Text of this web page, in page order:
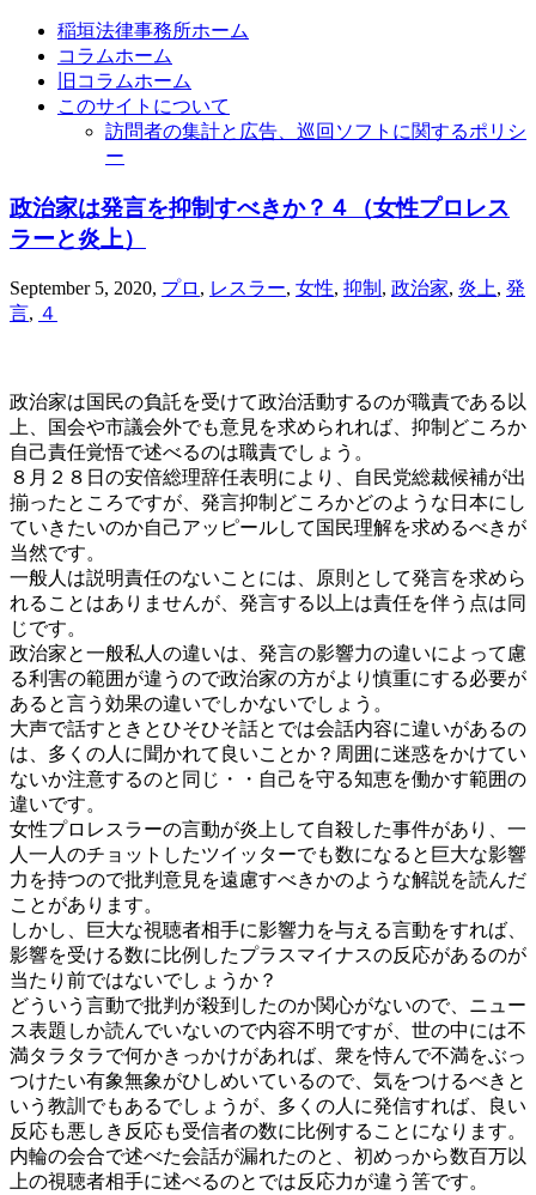
稲垣法律事務所ホーム
コラムホーム
旧コラムホーム
このサイトについて
訪問者の集計と広告、巡回ソフトに関するポリシ
ー
政治家は発言を抑制すべきか？４（女性プロレス
ラーと炎上）
September 5, 2020, プロ , レスラー, 女性, 抑制 , 政治家, 炎上, 発
言, ４
政治家は国民の負託を受けて政治活動するのが職責である以
上、国会や市議会外でも意見を求められれば、抑制どころか
自己責任覚悟で述べるのは職責でしょう。
８月２８日の安倍総理辞任表明により、自民党総裁候補が出
揃ったところですが、発言抑制どころかどのような日本にし
ていきたいのか自己アッピールして国民理解を求めるべきが
当然です。
一般人は説明責任のないことには、原則として発言を求めら
れることはありませんが、発言する以上は責任を伴う点は同
じです。
政治家と一般私人の違いは、発言の影響力の違いによって慮
る利害の範囲が違うので政治家の方がより慎重にする必要が
あると言う効果の違いでしかないでしょう。
大声で話すときとひそひそ話とでは会話内容に違いがあるの
は、多くの人に聞かれて良いことか？周囲に迷惑をかけてい
ないか注意するのと同じ・・自己を守る知恵を働かす範囲の
違いです。
女性プロレスラーの言動が炎上して自殺した事件があり、一
人一人のチョットしたツイッターでも数になると巨大な影響
力を持つので批判意見を遠慮すべきかのような解説を読んだ
ことがあります。
しかし、巨大な視聴者相手に影響力を与える言動をすれば、
影響を受ける数に比例したプラスマイナスの反応があるのが
当たり前ではないでしょうか？
どういう言動で批判が殺到したのか関心がないので、ニュー
ス表題しか読んでいないので内容不明ですが、世の中には不
満タラタラで何かきっかけがあれば、衆を恃んで不満をぶっ
つけたい有象無象がひしめいているので、気をつけるべきと
いう教訓でもあるでしょうが、多くの人に発信すれば、良い
反応も悪しき反応も受信者の数に比例することになります。
内輪の会合で述べた会話が漏れたのと、初めっから数百万以
上の視聴者相手に述べるのとでは反応力が違う筈です。